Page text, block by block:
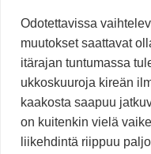
Odotettavissa
muutokset saattavat
itärajan tuntumassa
ukkoskuuroja kireän
kaakosta saapuu
on kuitenkin vielä
liikehdintä riippuu